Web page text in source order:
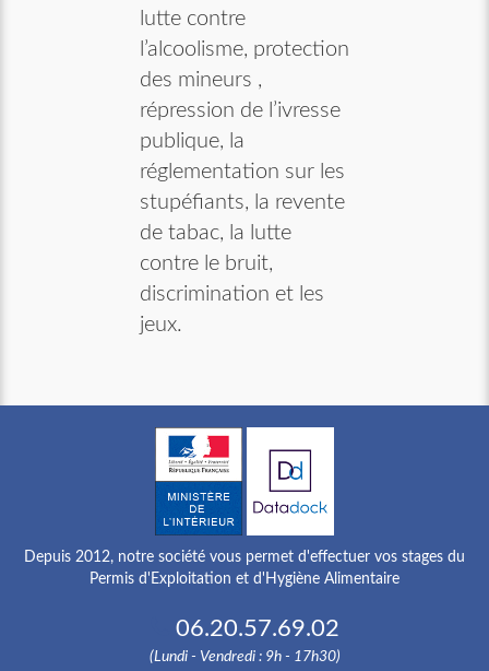
lutte contre
l’alcoolisme, protection
des mineurs ,
répression de l’ivresse
publique, la
réglementation sur les
stupéfiants, la revente
de tabac, la lutte
contre le bruit,
discrimination et les
jeux.
Depuis 2012, notre société vous permet d'effectuer vos stages du
Permis d'Exploitation et d'Hygiène Alimentaire
06.20.57.69.02
(Lundi - Vendredi : 9h - 17h30)